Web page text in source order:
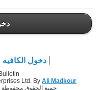
دخول الكافيه
Ltd. By Ali Madkour
جميع الحقوق محفوظة